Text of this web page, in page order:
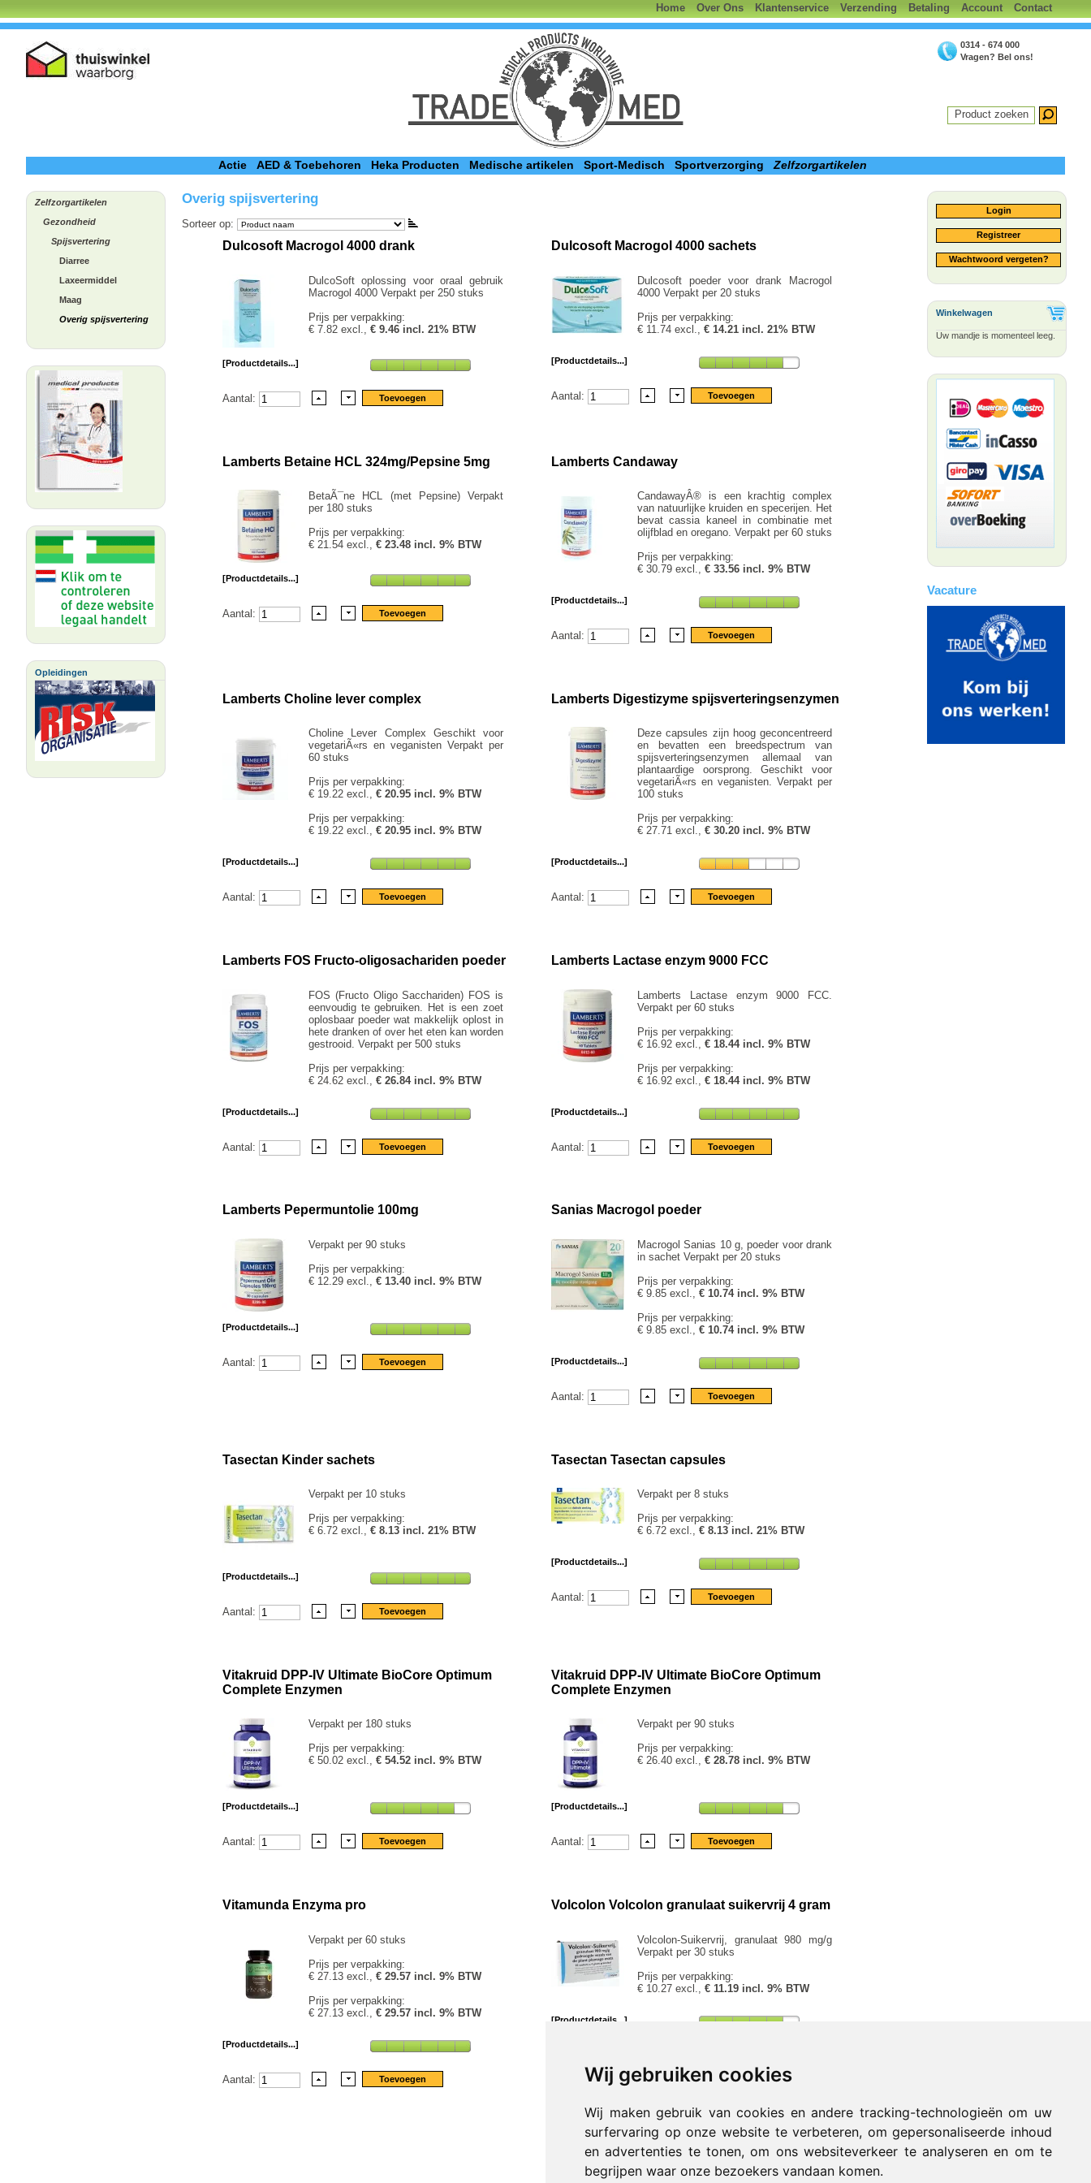
Wij gebruiken cookies
Wij maken gebruik van cookies en andere tracking-technologieën om uw
surfervaring op onze website te verbeteren, om gepersonaliseerde inhoud
en advertenties te tonen, om ons websiteverkeer te analyseren en om te
begrijpen waar onze bezoekers vandaan komen.
Home Over Ons Klantenservice Verzending Betaling Account Contact
0314 - 674 000
Vragen? Bel ons!
Product zoeken
Actie AED & Toebehoren Heka Producten Medische artikelen Sport-Medisch Sportverzorging Zelfzorgartikelen
Zelfzorgartikelen
Gezondheid
Spijsvertering
Diarree
Laxeermiddel
Maag
Overig spijsvertering
Opleidingen
Login
Registreer
Wachtwoord vergeten?
Winkelwagen
Uw mandje is momenteel leeg.
Vacature
Overig spijsvertering
Sorteer op:
Dulcosoft Macrogol 4000 drank
DulcoSoft oplossing voor oraal gebruik
Macrogol 4000 Verpakt per 250 stuks
Prijs per verpakking:
€ 7.82 excl., € 9.46 incl. 21% BTW
[Productdetails...]
Aantal:
Dulcosoft Macrogol 4000 sachets
Dulcosoft poeder voor drank Macrogol
4000 Verpakt per 20 stuks
Prijs per verpakking:
€ 11.74 excl., € 14.21 incl. 21% BTW
[Productdetails...]
Aantal:
Lamberts Betaine HCL 324mg/Pepsine 5mg
BetaÃ¯ne HCL (met Pepsine) Verpakt
per 180 stuks
Prijs per verpakking:
€ 21.54 excl., € 23.48 incl. 9% BTW
[Productdetails...]
Aantal:
Lamberts Candaway
CandawayÂ® is een krachtig complex
van natuurlijke kruiden en specerijen. Het
bevat cassia kaneel in combinatie met
olijfblad en oregano. Verpakt per 60 stuks
Prijs per verpakking:
€ 30.79 excl., € 33.56 incl. 9% BTW
[Productdetails...]
Aantal:
Lamberts Choline lever complex
Choline Lever Complex Geschikt voor
vegetariÃ«rs en veganisten Verpakt per
60 stuks
Prijs per verpakking:
€ 19.22 excl., € 20.95 incl. 9% BTW
Prijs per verpakking:
€ 19.22 excl., € 20.95 incl. 9% BTW
[Productdetails...]
Aantal:
Lamberts Digestizyme spijsverteringsenzymen
Deze capsules zijn hoog geconcentreerd
en bevatten een breedspectrum van
spijsverteringsenzymen allemaal van
plantaardige oorsprong. Geschikt voor
vegetariÃ«rs en veganisten. Verpakt per
100 stuks
Prijs per verpakking:
€ 27.71 excl., € 30.20 incl. 9% BTW
[Productdetails...]
Aantal:
Lamberts FOS Fructo-oligosachariden poeder
FOS (Fructo Oligo Sacchariden) FOS is
eenvoudig te gebruiken. Het is een zoet
oplosbaar poeder wat makkelijk oplost in
hete dranken of over het eten kan worden
gestrooid. Verpakt per 500 stuks
Prijs per verpakking:
€ 24.62 excl., € 26.84 incl. 9% BTW
[Productdetails...]
Aantal:
Lamberts Lactase enzym 9000 FCC
Lamberts Lactase enzym 9000 FCC.
Verpakt per 60 stuks
Prijs per verpakking:
€ 16.92 excl., € 18.44 incl. 9% BTW
Prijs per verpakking:
€ 16.92 excl., € 18.44 incl. 9% BTW
[Productdetails...]
Aantal:
Lamberts Pepermuntolie 100mg
Verpakt per 90 stuks
Prijs per verpakking:
€ 12.29 excl., € 13.40 incl. 9% BTW
[Productdetails...]
Aantal:
Sanias Macrogol poeder
Macrogol Sanias 10 g, poeder voor drank
in sachet Verpakt per 20 stuks
Prijs per verpakking:
€ 9.85 excl., € 10.74 incl. 9% BTW
Prijs per verpakking:
€ 9.85 excl., € 10.74 incl. 9% BTW
[Productdetails...]
Aantal:
Tasectan Kinder sachets
Verpakt per 10 stuks
Prijs per verpakking:
€ 6.72 excl., € 8.13 incl. 21% BTW
[Productdetails...]
Aantal:
Tasectan Tasectan capsules
Verpakt per 8 stuks
Prijs per verpakking:
€ 6.72 excl., € 8.13 incl. 21% BTW
[Productdetails...]
Aantal:
Vitakruid DPP-IV Ultimate BioCore Optimum
Complete Enzymen
Verpakt per 180 stuks
Prijs per verpakking:
€ 50.02 excl., € 54.52 incl. 9% BTW
[Productdetails...]
Aantal:
Vitakruid DPP-IV Ultimate BioCore Optimum
Complete Enzymen
Verpakt per 90 stuks
Prijs per verpakking:
€ 26.40 excl., € 28.78 incl. 9% BTW
[Productdetails...]
Aantal:
Vitamunda Enzyma pro
Verpakt per 60 stuks
Prijs per verpakking:
€ 27.13 excl., € 29.57 incl. 9% BTW
Prijs per verpakking:
€ 27.13 excl., € 29.57 incl. 9% BTW
[Productdetails...]
Aantal:
Volcolon Volcolon granulaat suikervrij 4 gram
Volcolon-Suikervrij, granulaat 980 mg/g
Verpakt per 30 stuks
Prijs per verpakking:
€ 10.27 excl., € 11.19 incl. 9% BTW
[Productdetails...]